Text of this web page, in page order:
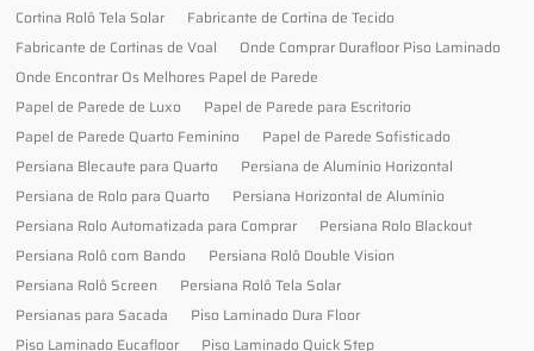
Cortina Rolô Tela Solar
Fabricante de Cortina de Tecido
Fabricante de Cortinas de Voal
Onde Comprar Durafloor Piso Laminado
Onde Encontrar Os Melhores Papel de Parede
Papel de Parede de Luxo
Papel de Parede para Escritorio
Papel de Parede Quarto Feminino
Papel de Parede Sofisticado
Persiana Blecaute para Quarto
Persiana de Alumínio Horizontal
Persiana de Rolo para Quarto
Persiana Horizontal de Alumínio
Persiana Rolo Automatizada para Comprar
Persiana Rolo Blackout
Persiana Rolô com Bando
Persiana Rolô Double Vision
Persiana Rolô Screen
Persiana Rolô Tela Solar
Persianas para Sacada
Piso Laminado Dura Floor
Piso Laminado Eucafloor
Piso Laminado Quick Step